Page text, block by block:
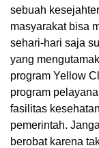
sebuah
masyarakat bisa
sehari-hari saja
yang
program Yellow
program
fasilitas
pemerintah.
berobat karena